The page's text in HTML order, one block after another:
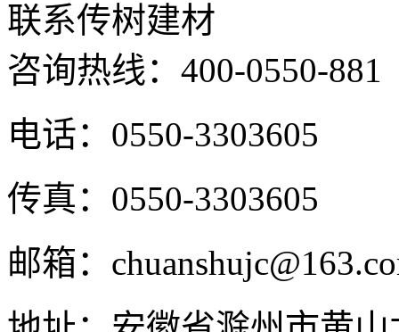
联系传树建材
咨询热线： 400-0550-881
电话：0550-3303605
传真：0550-3303605
邮箱：